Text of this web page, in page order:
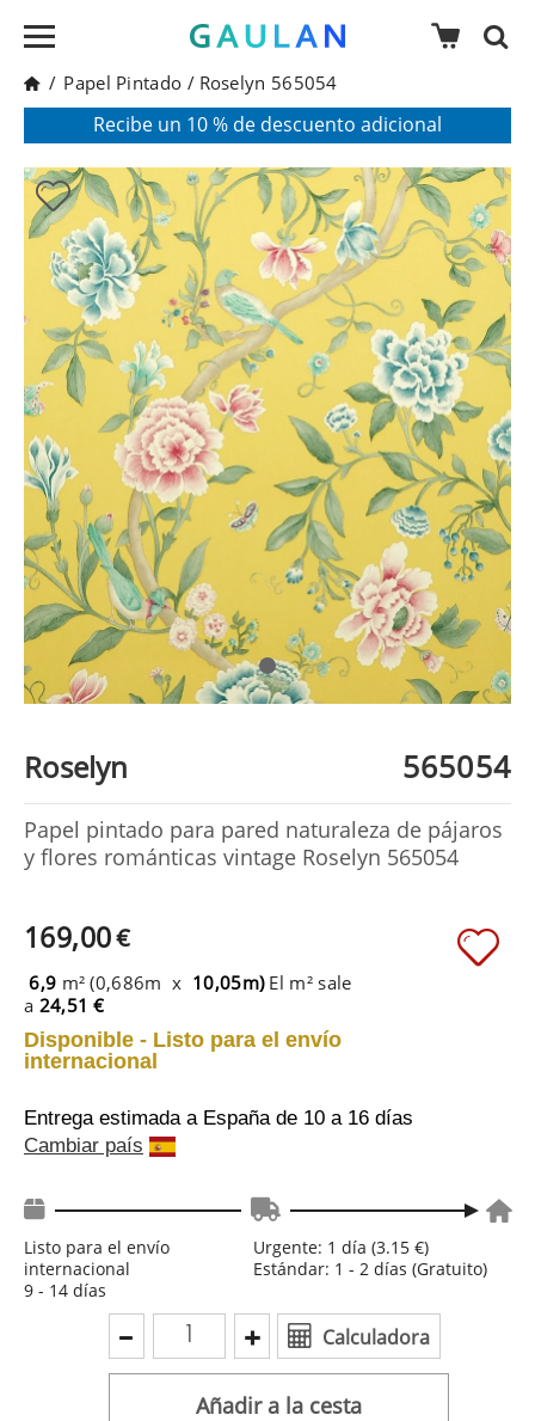
/ Papel Pintado / Roselyn 565054
Pon en tu cesta el código:AGOSTO2026
Recibe un 10 % de descuento adicional
* Válido para pedidos superiores a 120€
Roselyn 565054
Papel pintado para pared naturaleza de pájaros
y flores románticas vintage Roselyn 565054
169,00€
6,9 m² (0,686m x 10,05m) El m² sale
a 24,51 €
Disponible - Listo para el envío
internacional
Entrega estimada a España de 10 a 16 días
Cambiar país
Listo para el envío
internacional
9 - 14 días
Urgente: 1 día (3.15 €)
Estándar: 1 - 2 días (Gratuito)
Calculadora
Añadir a la cesta